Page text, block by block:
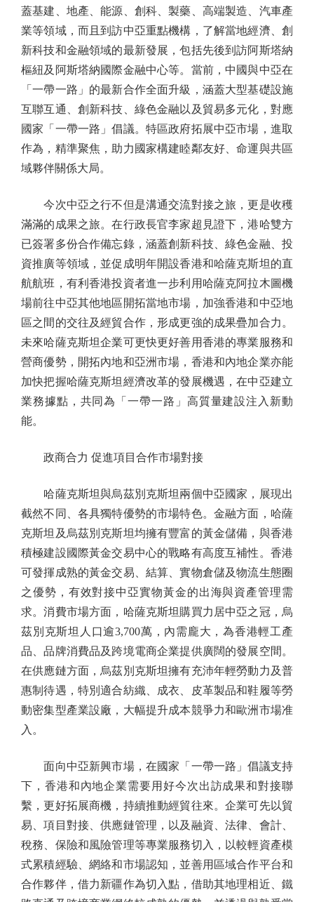
蓋基建、地產、能源、創科、製藥、高端製造、汽車產
業等領域，而且到訪中亞重點機構，了解當地經濟、創
新科技和金融領域的最新發展，包括先後到訪阿斯塔納
樞紐及阿斯塔納國際金融中心等。當前，中國與中亞在
「一帶一路」的最新合作全面升級，涵蓋大型基礎設施
互聯互通、創新科技、綠色金融以及貿易多元化，對應
國家「一帶一路」倡議。特區政府拓展中亞市場，進取
作為，精準聚焦，助力國家構建睦鄰友好、命運與共區
域夥伴關係大局。
今次中亞之行不但是溝通交流對接之旅，更是收穫
滿滿的成果之旅。在行政長官李家超見證下，港哈雙方
已簽署多份合作備忘錄，涵蓋創新科技、綠色金融、投
資推廣等領域，並促成明年開設香港和哈薩克斯坦的直
航航班，有利香港投資者進一步利用哈薩克阿拉木圖機
場前往中亞其他地區開拓當地市場，加強香港和中亞地
區之間的交往及經貿合作，形成更強的成果疊加合力。
未來哈薩克斯坦企業可更快更好善用香港的專業服務和
營商優勢，開拓內地和亞洲市場，香港和內地企業亦能
加快把握哈薩克斯坦經濟改革的發展機遇，在中亞建立
業務據點，共同為「一帶一路」高質量建設注入新動
能。
政商合力 促進項目合作市場對接
哈薩克斯坦與烏茲別克斯坦兩個中亞國家，展現出
截然不同、各具獨特優勢的市場特色。金融方面，哈薩
克斯坦及烏茲別克斯坦均擁有豐富的黃金儲備，與香港
積極建設國際黃金交易中心的戰略有高度互補性。香港
可發揮成熟的黃金交易、結算、實物倉儲及物流生態圈
之優勢，有效對接中亞實物黃金的出海與資產管理需
求。消費市場方面，哈薩克斯坦購買力居中亞之冠，烏
茲別克斯坦人口逾3,700萬，內需龐大，為香港輕工產
品、品牌消費品及跨境電商企業提供廣闊的發展空間。
在供應鏈方面，烏茲別克斯坦擁有充沛年輕勞動力及普
惠制待遇，特別適合紡織、成衣、皮革製品和鞋履等勞
動密集型產業設廠，大幅提升成本競爭力和歐洲市場准
入。
面向中亞新興市場，在國家「一帶一路」倡議支持
下，香港和內地企業需要用好今次出訪成果和對接聯
繫，更好拓展商機，持續推動經貿往來。企業可先以貿
易、項目對接、供應鏈管理，以及融資、法律、會計、
稅務、保險和風險管理等專業服務切入，以較輕資產模
式累積經驗、網絡和市場認知，並善用區域合作平台和
合作夥伴，借力新疆作為切入點，借助其地理相近、鐵